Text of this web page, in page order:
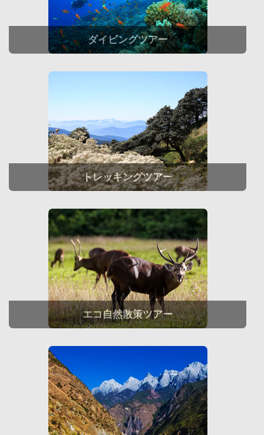
ダイビングツアー
トレッキングツアー
エコ自然散策ツアー